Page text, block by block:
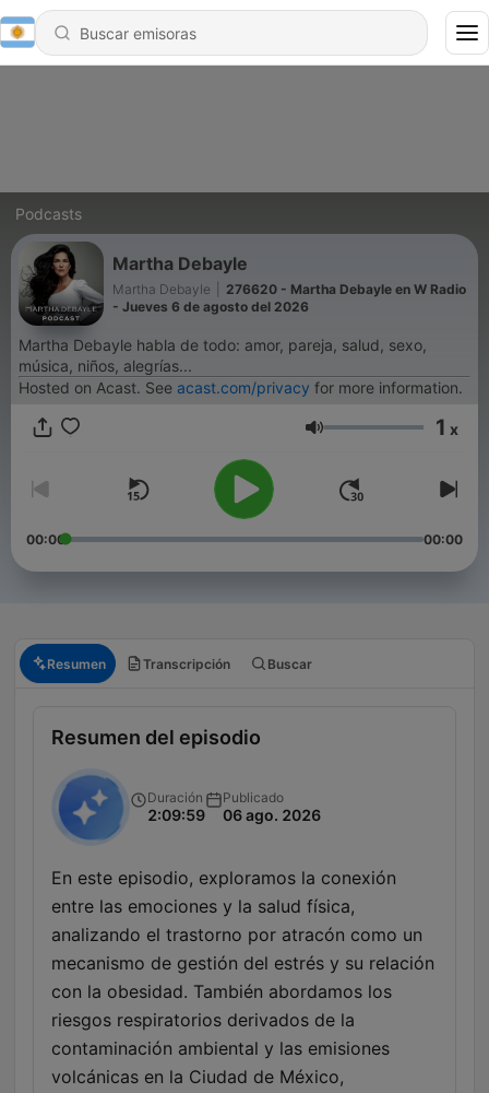
Podcasts
Martha Debayle
Martha Debayle
276620 - Martha Debayle en W Radio
- Jueves 6 de agosto del 2026
Martha Debayle habla de todo: amor, pareja, salud, sexo,
música, niños, alegrías...
Hosted on Acast. See acast.com/privacy for more information.
Volumen 1 x
00:00 00:00
Resumen Transcripción Buscar
Resumen del episodio
Duración
2:09:59
Publicado
06 ago. 2026
En este episodio, exploramos la conexión
entre las emociones y la salud física,
analizando el trastorno por atracón como un
mecanismo de gestión del estrés y su relación
con la obesidad. También abordamos los
riesgos respiratorios derivados de la
contaminación ambiental y las emisiones
volcánicas en la Ciudad de México,